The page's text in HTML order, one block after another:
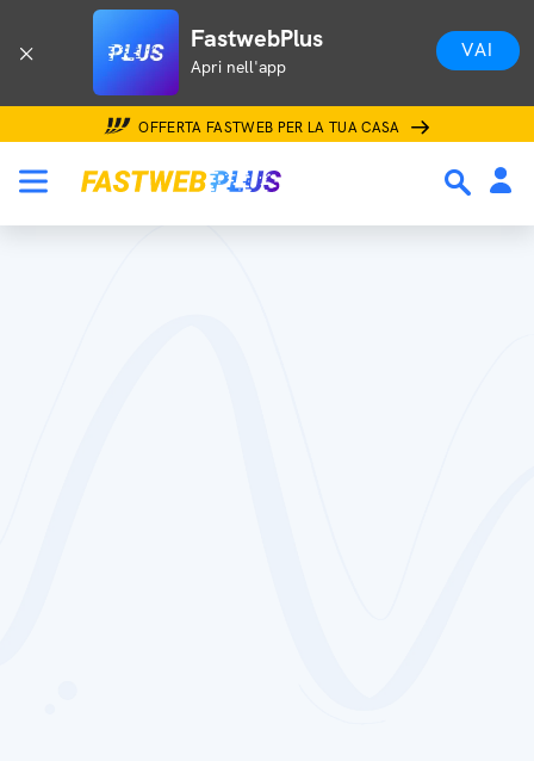
FastwebPlus
Apri nell'app
VAI
OFFERTA FASTWEB PER LA TUA CASA